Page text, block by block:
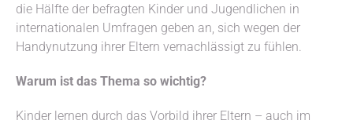
die Hälfte der befragten Kinder und Jugendlichen in
internationalen Umfragen geben an, sich wegen der
Handynutzung ihrer Eltern vernachlässigt zu fühlen.
Warum ist das Thema so wichtig?
Kinder lernen durch das Vorbild ihrer Eltern – auch im